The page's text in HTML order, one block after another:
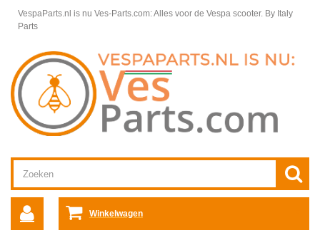
VespaParts.nl is nu Ves-Parts.com: Alles voor de Vespa scooter. By Italy
Parts
Winkelwagen